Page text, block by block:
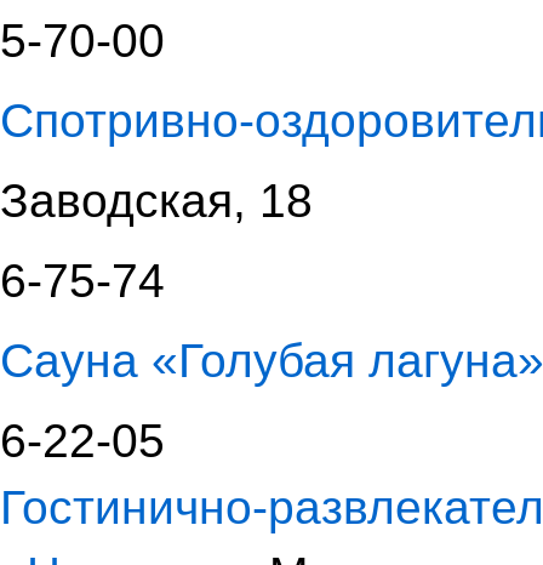
5-70-00
Спотривно-
Заводская, 18
6-75-74
Сауна «Голубая лагуна»
6-22-05
Гостинично-